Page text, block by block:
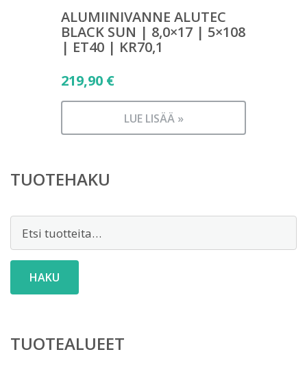
ALUMIINIVANNE ALUTEC
BLACK SUN | 8,0×17 | 5×108
| ET40 | KR70,1
219,90 €
LUE LISÄÄ »
TUOTEHAKU
HAKU
TUOTEALUEET